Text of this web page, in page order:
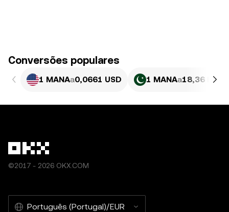
Conversões populares
1 MANAa0,0661 USD 1 MANAa18,36 PKR
©2017 - 2026 OKX.COM
Português (Portugal)/EUR